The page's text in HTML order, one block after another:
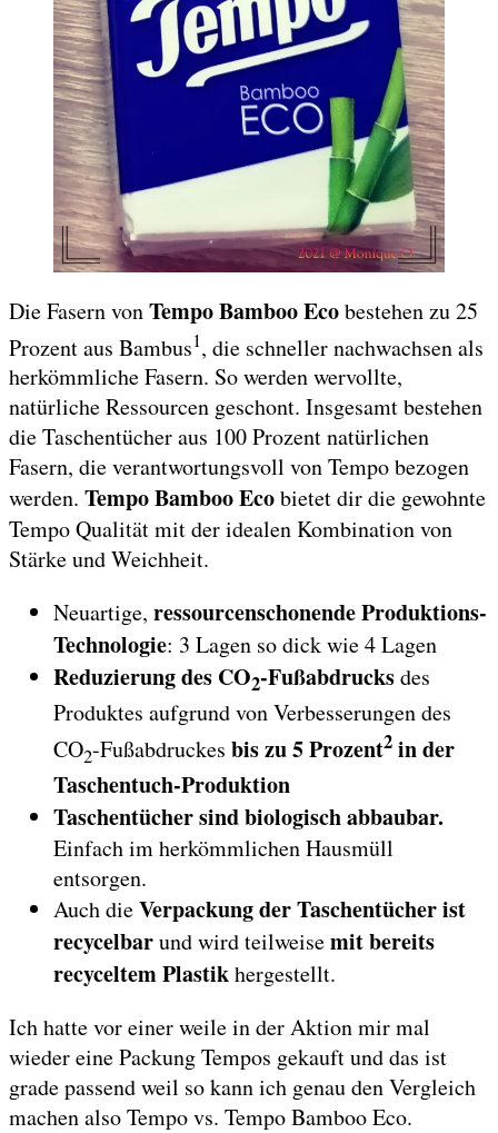
Die Fasern vonTempo Bamboo Ecobestehen zu 25
Prozent aus Bambus1, die schneller nachwachsen als
herkömmliche Fasern. So werden wervollte,
natürliche Ressourcen geschont. Insgesamt bestehen
die Taschentücher aus 100 Prozent natürlichen
Fasern, die verantwortungsvoll von Tempo bezogen
werden. Tempo Bamboo Ecobietet dir die gewohnte
Tempo Qualität mit der idealen Kombination von
Stärke und Weichheit.
Neuartige, ressourcenschonende Produktions-
Technologie: 3 Lagen so dick wie 4 Lagen
Reduzierung des CO2-Fußabdrucksdes
Produktes aufgrund von Verbesserungen des
CO2-Fußabdruckes bis zu 5 Prozent2 in der
Taschentuch-Produktion
Taschentücher sind biologisch abbaubar.
Einfach im herkömmlichen Hausmüll
entsorgen.
Auch dieVerpackung der Taschentücher ist
recycelbarund wird teilweisemit bereits
recyceltem Plastikhergestellt.
Ich hatte vor einer weile in der Aktion mir mal
wieder eine Packung Tempos gekauft und das ist
grade passend weil so kann ich genau den Vergleich
machen also Tempo vs. Tempo Bamboo Eco.